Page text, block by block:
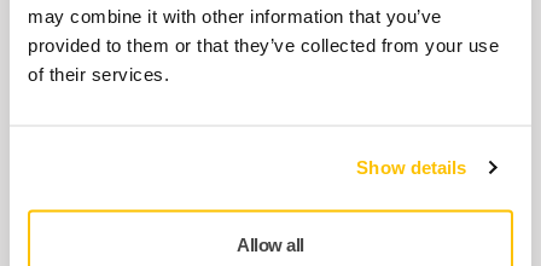
may combine it with other information that you’ve
provided to them or that they’ve collected from your use
of their services.
Show details
Allow all
KOMPATIBEL MED
krevende bruksområder og generell sliping.
KOMPATIBEL MED